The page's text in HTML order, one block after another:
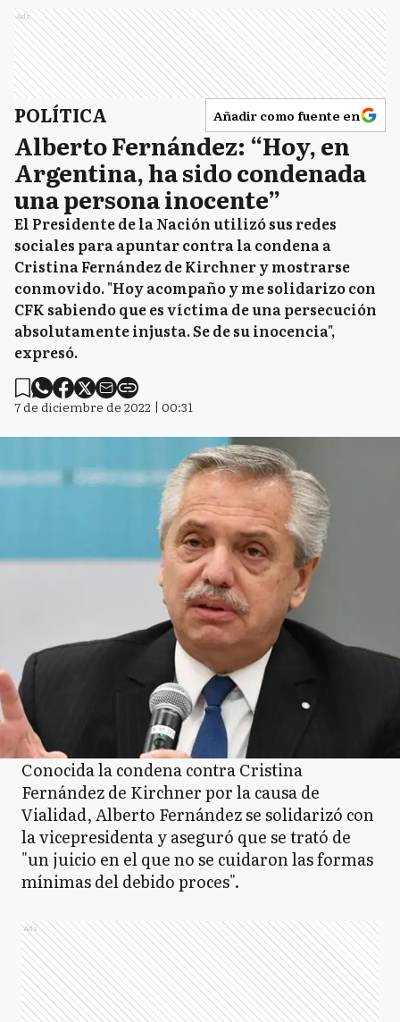
Ads
POLÍTICA Añadir como fuente en
Alberto Fernández: “Hoy, en
Argentina, ha sido condenada
una persona inocente”
El Presidente de la Nación utilizó sus redes
sociales para apuntar contra la condena a
Cristina Fernández de Kirchner y mostrarse
conmovido. "Hoy acompaño y me solidarizo con
CFK sabiendo que es víctima de una persecución
absolutamente injusta. Se de su inocencia",
expresó.
7 de diciembre de 2022 | 00:31
Conocida la condena contra Cristina
Fernández de Kirchner por la causa de
Vialidad, Alberto Fernández se solidarizó con
la vicepresidenta y aseguró que se trató de
"un juicio en el que no se cuidaron las formas
mínimas del debido proces".
Ads